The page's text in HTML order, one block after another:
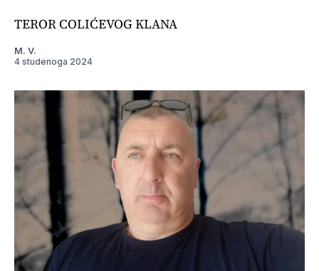
TEROR COLIĆEVOG KLANA
M. V.
4 studenoga 2024